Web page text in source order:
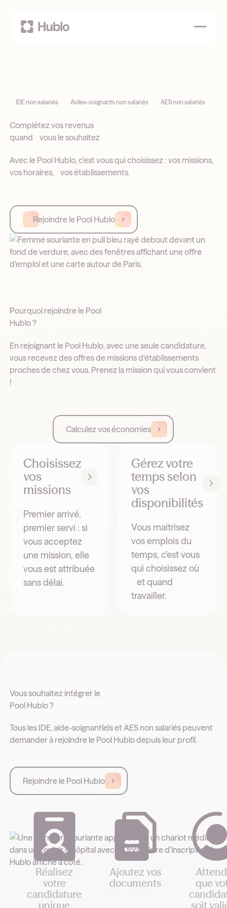
IDE non salariés Aides-soignants non salariés AES non salariés
Complétez vos revenus
quand vous le souhaitez
Avec le Pool Hublo, c'est vous qui choisissez : vos missions,
vos horaires, vos établissements.
Rejoindre le Pool Hublo
Pourquoi rejoindre le Pool
Hublo ?
En rejoignant le Pool Hublo, avec une seule candidature,
vous recevez des offres de missions d'établissements
proches de chez vous. Prenez la mission qui vous convient
!
Calculez vos économies
Choisissez
vos
missions
Premier arrivé,
premier servi : si
vous acceptez
une mission, elle
vous est attribuée
sans délai.
Gérez votre
temps selon
vos
disponibilités
Vous maitrisez
vos emplois du
temps, c'est vous
qui choisissez où
et quand
travailler.
Vous souhaitez intégrer le
Pool Hublo ?
Tous les IDE, aide-soignant(e)s et AES non salariés peuvent
demander à rejoindre le Pool Hublo depuis leur profil.
Rejoindre le Pool Hublo
Réalisez
votre
candidature
unique
Ajoutez vos
documents
que
soit